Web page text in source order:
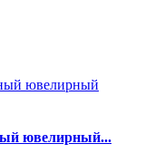
ювелирный...